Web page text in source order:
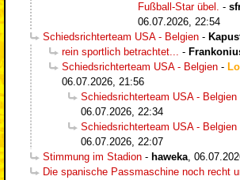
Fußball-Star übel. -
06.07.2026, 22:54
Schiedsrichterteam USA - Belgien -
rein sportlich betrachtet... -
Schiedsrichterteam USA - Belgien -
06.07.2026, 21:56
Schiedsrichterteam USA - Belgien
06.07.2026, 22:34
Schiedsrichterteam USA - Belgien
06.07.2026, 22:07
Stimmung im Stadion - haweka,
Die spanische Passmaschine noch recht